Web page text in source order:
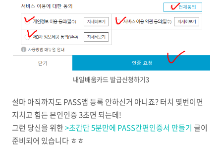
내일배움카드 발급신청하기3
설마 아직까지도 PASS앱 등록 안하신거 아니죠? 터치 몇번이면
지치고 힘든 본인인증 3초면 되는데!
그런 당신을 위한>초간단 5분만에 PASS간편인증서 만들기 글이
준비되어 있습니다 ㅎㅎ